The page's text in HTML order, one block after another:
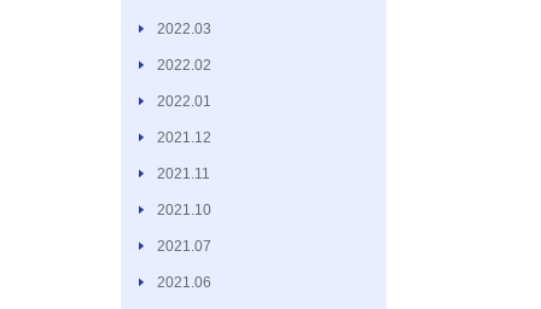
2022.03
2022.02
2022.01
2021.12
2021.11
2021.10
2021.07
2021.06